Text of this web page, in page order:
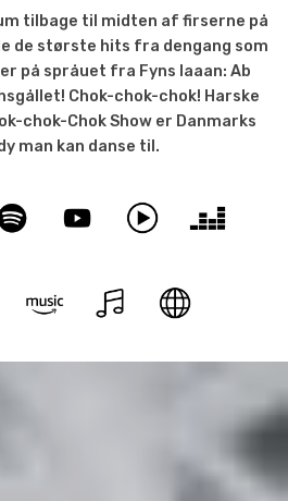
tilbage til midten af firserne på
de største hits fra dengang som
på språuet fra Fyns laaan: Ab
Chok-chok-chok! Harske
chok-Chok Show er Danmarks
man kan danse til.